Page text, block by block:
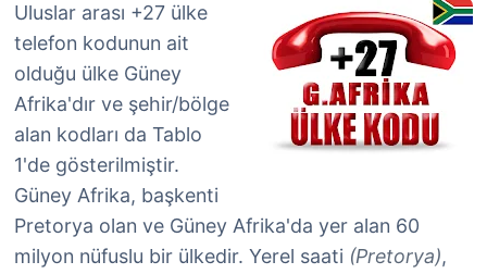
Uluslar arası +27 ülke
telefon kodunun ait
olduğu ülke Güney
Afrika'dır ve şehir/bölge
alan kodları da Tablo
1'de gösterilmiştir.
Güney Afrika, başkenti
Pretorya olan ve Güney Afrika'da yer alan 60
milyon nüfuslu bir ülkedir. Yerel saati (Pretorya),